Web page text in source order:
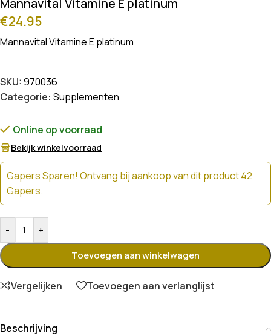
Mannavital Vitamine E platinum
€24.95
Mannavital Vitamine E platinum
SKU:970036
Categorie: Supplementen
Online op voorraad
Bekijk winkelvoorraad
Gapers Sparen! Ontvang bij aankoop van dit product 42
Gapers.
- +
Toevoegen aan winkelwagen
Vergelijken Toevoegen aan verlanglijst
Beschrijving